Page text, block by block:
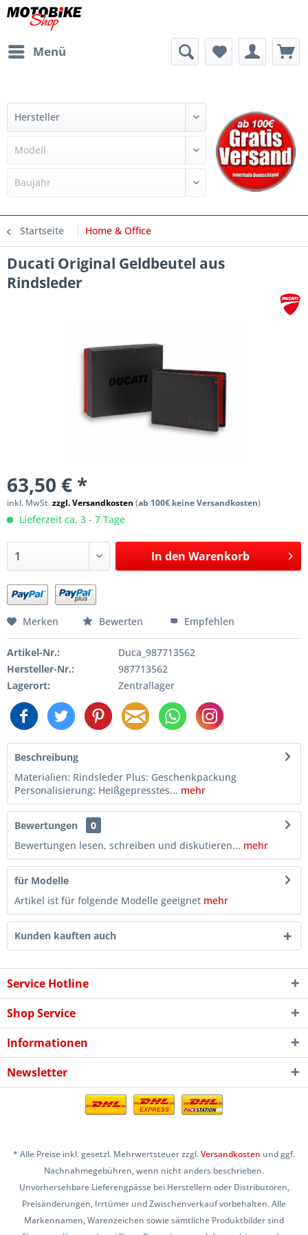
Menü
Startseite Home & Office
Ducati Original Geldbeutel aus
Rindsleder
63,50 € *
inkl. MwSt.zzgl. Versandkosten (ab 100€ keine Versandkosten)
Lieferzeit ca. 3 - 7 Tage
In den Warenkorb
Merken Bewerten Empfehlen
Artikel-Nr.:
Duca_987713562
Hersteller-Nr.:
987713562
Lagerort:
Zentrallager
Beschreibung
Materialien: Rindsleder Plus: Geschenkpackung
Personalisierung: Heißgepresstes... mehr
Bewertungen
0
Bewertungen lesen, schreiben und diskutieren... mehr
für Modelle
Artikel ist für folgende Modelle geeignet mehr
Kunden kauften auch
Service Hotline
Shop Service
Informationen
Newsletter
* Alle Preise inkl. gesetzl. Mehrwertsteuer zzgl.Versandkosten und ggf.
Nachnahmegebühren, wenn nicht anders beschrieben.
Unvorhersehbare Lieferengpässe bei Herstellern oder Distributoren,
Preisänderungen, Irrtümer und Zwischenverkauf vorbehalten. Alle
Markennamen, Warenzeichen sowie sämtliche Produktbilder sind